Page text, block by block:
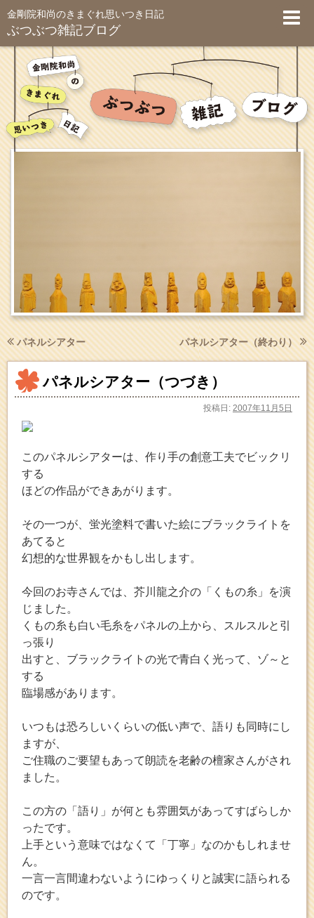
金剛院和尚のきまぐれ思いつき日記
ぶつぶつ雑記ブログ
パネルシアター パネルシアター（終わり）
パネルシアター（つづき）
投稿日: 2007年11月5日
このパネルシアターは、作り手の創意工夫でビックリ
する
ほどの作品ができあがります。
その一つが、蛍光塗料で書いた絵にブラックライトを
あてると
幻想的な世界観をかもし出します。
今回のお寺さんでは、芥川龍之介の「くもの糸」を演
じました。
くもの糸も白い毛糸をパネルの上から、スルスルと引
っ張り
出すと、ブラックライトの光で青白く光って、ゾ～と
する
臨場感があります。
いつもは恐ろしいくらいの低い声で、語りも同時にし
ますが、
ご住職のご要望もあって朗読を老齢の檀家さんがされ
ました。
この方の「語り」が何とも雰囲気があってすばらしか
ったです。
上手という意味ではなくて「丁寧」なのかもしれませ
ん。
一言一言間違わないようにゆっくりと誠実に語られる
のです。